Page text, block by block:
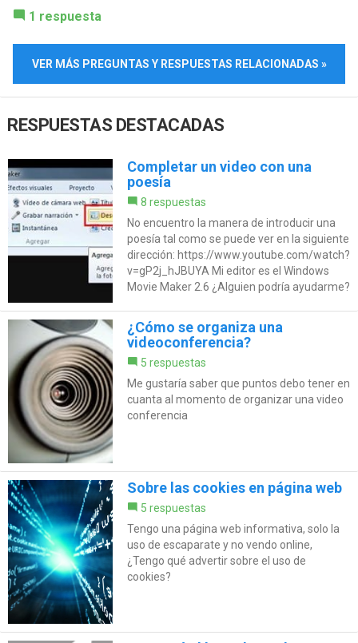
1 respuesta
VER MÁS PREGUNTAS Y RESPUESTAS RELACIONADAS »
RESPUESTAS DESTACADAS
Completar un video con una
poesía
8 respuestas
No encuentro la manera de introducir una
poesía tal como se puede ver en la siguiente
dirección: https://www.youtube.com/watch?
v=gP2j_hJBUYA Mi editor es el Windows
Movie Maker 2.6 ¿Alguien podría ayudarme?
¿Cómo se organiza una
videoconferencia?
5 respuestas
Me gustaría saber que puntos debo tener en
cuanta al momento de organizar una video
conferencia
Sobre las cookies en página web
5 respuestas
Tengo una página web informativa, solo la
uso de escaparate y no vendo online,
¿Tengo qué advertir sobre el uso de
cookies?